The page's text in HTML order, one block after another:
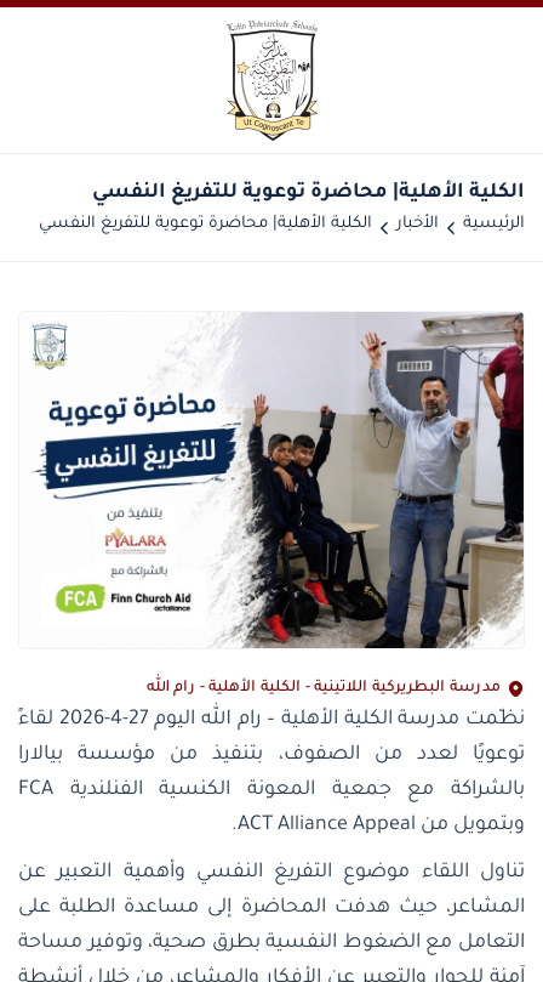
الكلية الأهلية| محاضرة توعوية للتفريغ النفسي
الرئيسية الأخبار الكلية الأهلية| محاضرة توعوية للتفريغ النفسي
مدرسة البطريركية اللاتينية - الكلية الأهلية - رام الله
نظّمت مدرسة الكلية الأهلية – رام الله اليوم 27-4-2026 لقاءً
توعويًا لعدد من الصفوف، بتنفيذ من مؤسسة بيالارا
بالشراكة مع جمعية المعونة الكنسية الفنلندية FCA
وبتمويل من ACT Alliance Appeal.
تناول اللقاء موضوع التفريغ النفسي وأهمية التعبير عن
المشاعر، حيث هدفت المحاضرة إلى مساعدة الطلبة على
التعامل مع الضغوط النفسية بطرق صحية، وتوفير مساحة